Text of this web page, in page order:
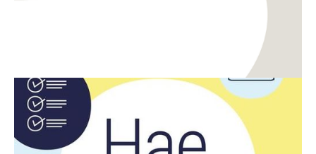
Rahoitus Digitalisaatio
CreaDemon ja DigiDemon demoavustusten haku
on auki